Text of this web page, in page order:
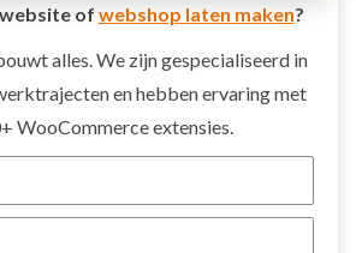
of webshop laten maken?
alles. We zijn gespecialiseerd in
en hebben ervaring met
WooCommerce extensies.